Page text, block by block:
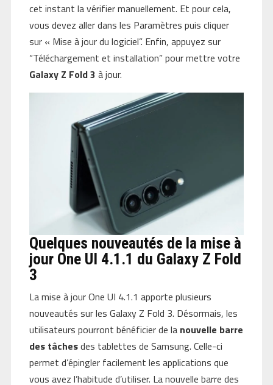
cet instant la vérifier manuellement. Et pour cela,
vous devez aller dans les Paramètres puis cliquer
sur « Mise à jour du logiciel”. Enfin, appuyez sur
“Téléchargement et installation” pour mettre votre
Galaxy Z Fold 3 à jour.
Quelques nouveautés de la mise à
jour One UI 4.1.1 du Galaxy Z Fold
3
La mise à jour One UI 4.1.1 apporte plusieurs
nouveautés sur les Galaxy Z Fold 3. Désormais, les
utilisateurs pourront bénéficier de la nouvelle barre
des tâchesdes tablettes de Samsung. Celle-ci
permet d’épingler facilement les applications que
vous avez l’habitude d’utiliser. La nouvelle barre des